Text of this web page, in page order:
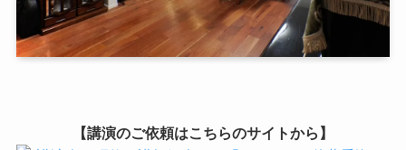
【講演のご依頼はこちらのサイトから】